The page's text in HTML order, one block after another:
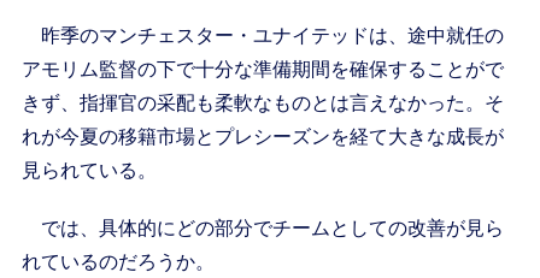
昨季のマンチェスター・ユナイテッドは、途中就任の
アモリム監督の下で十分な準備期間を確保することがで
きず、指揮官の采配も柔軟なものとは言えなかった。そ
れが今夏の移籍市場とプレシーズンを経て大きな成長が
見られている。
では、具体的にどの部分でチームとしての改善が見ら
れているのだろうか。